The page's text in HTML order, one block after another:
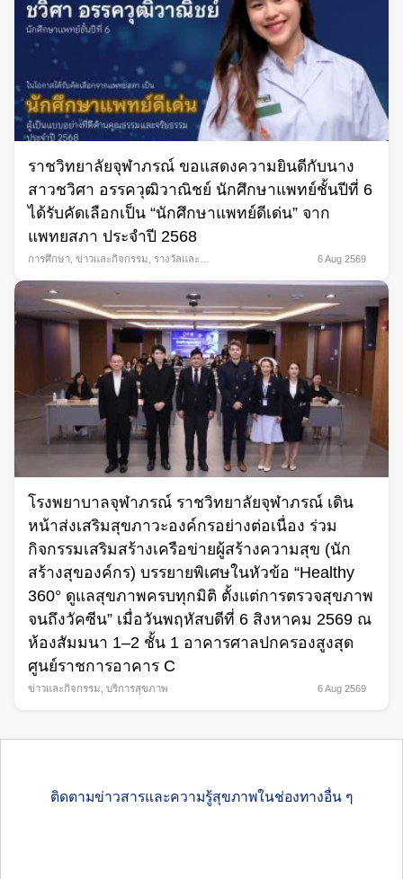
ราชวิทยาลัยจุฬาภรณ์ ขอแสดงความยินดีกับนาง
สาวชวิศา อรรควุฒิวาณิชย์ นักศึกษาแพทย์ชั้นปีที่ 6
ได้รับคัดเลือกเป็น “นักศึกษาแพทย์ดีเด่น” จาก
แพทยสภา ประจำปี 2568
การศึกษา ข่าวและกิจกรรม
รางวัลและ
6 Aug 2569
โรงพยาบาลจุฬาภรณ์ ราชวิทยาลัยจุฬาภรณ์ เดิน
หน้าส่งเสริมสุขภาวะองค์กรอย่างต่อเนื่อง ร่วม
กิจกรรมเสริมสร้างเครือข่ายผู้สร้างความสุข (นัก
สร้างสุของค์กร) บรรยายพิเศษในหัวข้อ “Healthy
360° ดูแลสุขภาพครบทุกมิติ ตั้งแต่การตรวจสุขภาพ
จนถึงวัคซีน” เมื่อวันพฤหัสบดีที่ 6 สิงหาคม 2569 ณ
ห้องสัมมนา 1–2 ชั้น 1 อาคารศาลปกครองสูงสุด
ศูนย์ราชการอาคาร C
ข่าวและกิจกรรม บริการสุขภาพ 6 Aug 2569
ติดตามข่าวสารและความรู้สุขภาพในช่องทางอื่น ๆ